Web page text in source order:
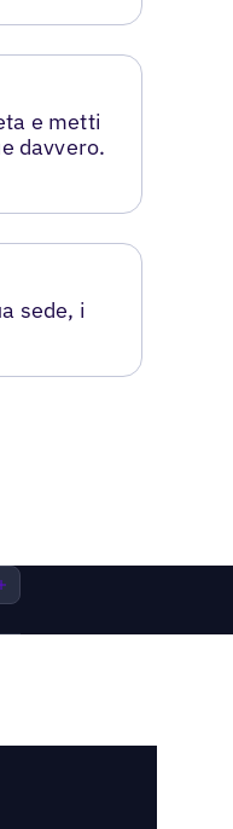
e metti
davvero.
sede, i